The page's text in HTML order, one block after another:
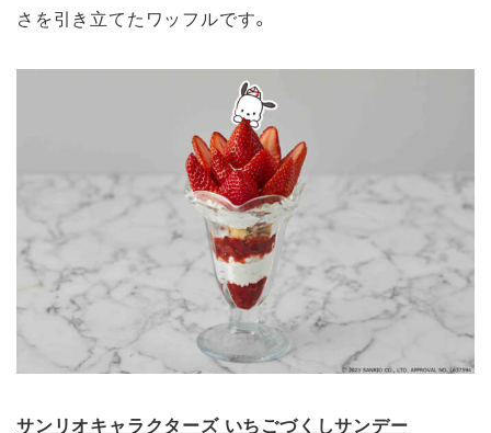
さを引き立てたワッフルです。
サンリオキャラクターズ いちごづくしサンデー